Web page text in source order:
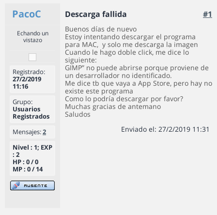
PacoC Descarga fallida #1
Echando un
vistazo
Registrado:
27/2/2019
11:16
Grupo:
Usuarios
Registrados
Mensajes:2
Nivel : 1; EXP
: 2
HP : 0 / 0
MP : 0 / 14
Buenos días de nuevo
Estoy intentando descargar el programa
para MAC, y solo me descarga la imagen
Cuando le hago doble click, me dice lo
siguiente:
GIMP” no puede abrirse porque proviene de
un desarrollador no identificado.
Me dice tb que vaya a App Store, pero hay no
existe este programa
Como lo podría descargar por favor?
Muchas gracias de antemano
Saludos
Enviado el: 27/2/2019 11:31